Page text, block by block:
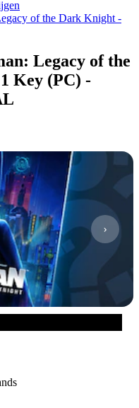
of the Dark Knight -
Legacy of the
Key (PC) -